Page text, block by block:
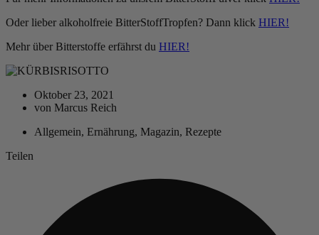
Oder lieber alkoholfreie BitterStoffTropfen? Dann klick HIER!
Mehr über Bitterstoffe erfährst du HIER!
Oktober 23, 2021
von Marcus Reich
Allgemein, Ernährung, Magazin, Rezepte
Teilen